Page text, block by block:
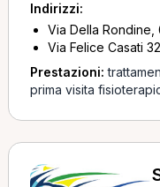
Indirizzi:
Via Della Rondine,
Via Felice Casati
Prestazioni:
prima visita